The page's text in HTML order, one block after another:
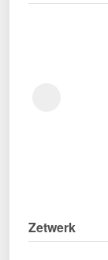
Zetwerk